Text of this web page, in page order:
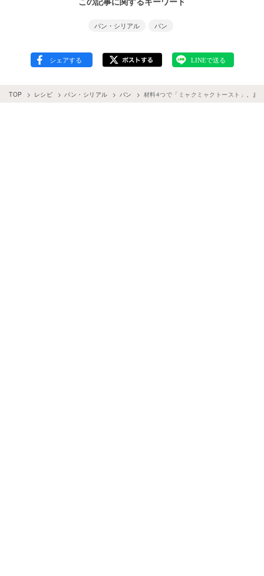
パン・シリアル パン
TOP レシピ パン・シリアル パン 材料4つで「ミャクミャクトースト」。お